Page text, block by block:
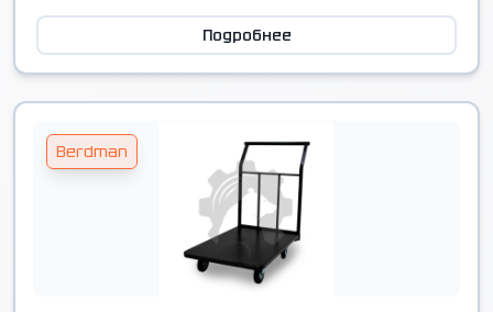
Подробнее
Berdman